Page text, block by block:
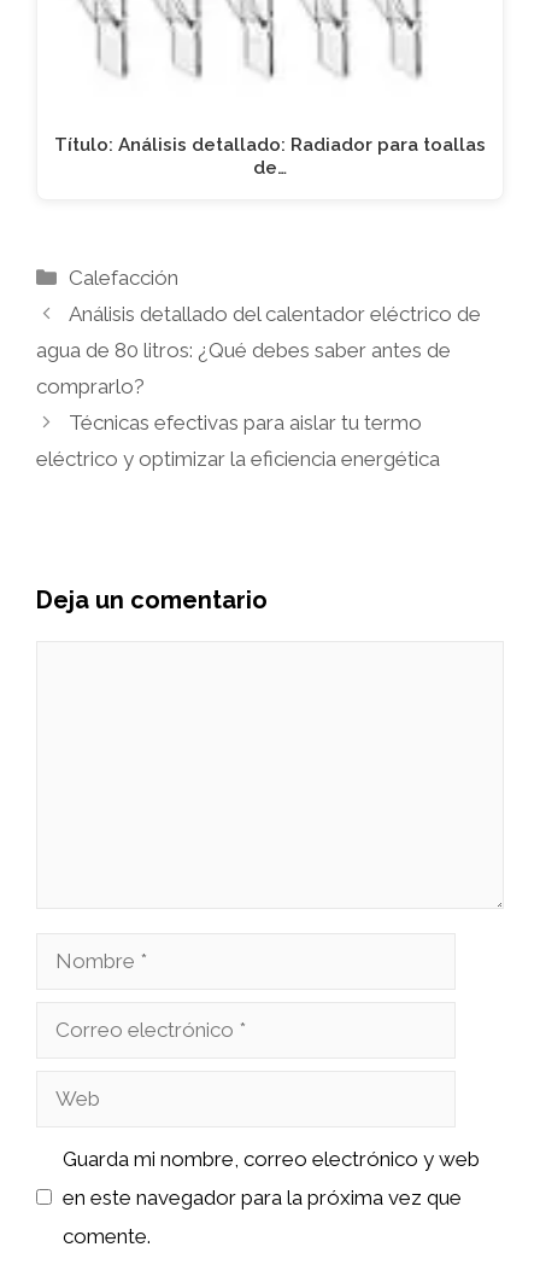
Título: Análisis detallado: Radiador para toallas
de…
Categorías
Calefacción
Análisis detallado del calentador eléctrico de
agua de 80 litros: ¿Qué debes saber antes de
comprarlo?
Técnicas efectivas para aislar tu termo
eléctrico y optimizar la eficiencia energética
Deja un comentario
Nombre
Correo
Web
Guarda mi nombre, correo electrónico y web
en este navegador para la próxima vez que
comente.